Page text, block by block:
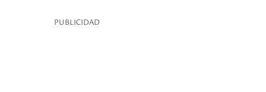
PUBLICIDAD